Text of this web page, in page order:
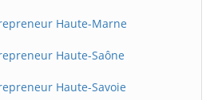
Haute-Marne
Haute-Saône
Haute-Savoie